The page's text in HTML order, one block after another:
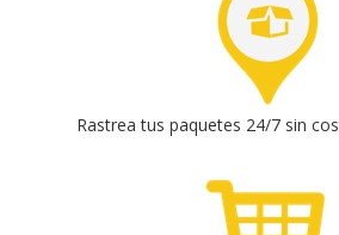
Rastrea tus paquetes 24/7 sin